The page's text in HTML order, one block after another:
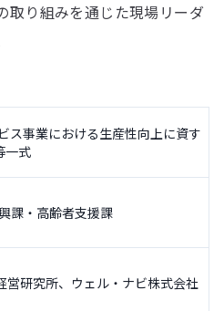
取り組みを通じた現場リーダ
ス事業における生産性向上に資す
一式
課・高齢者支援課
研究所、ウェル・ナビ株式会社